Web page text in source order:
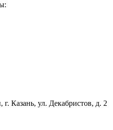
г. Казань, ул. Декабристов, д. 2